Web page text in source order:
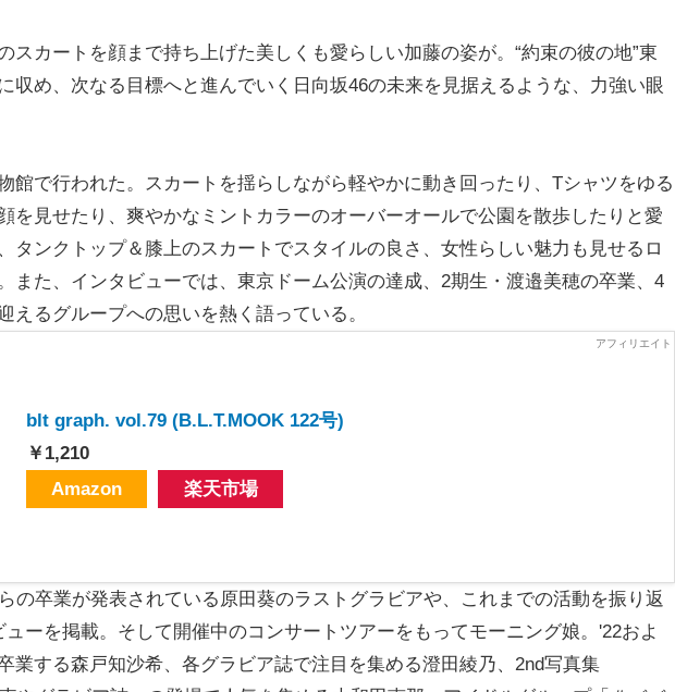
カートを顔まで持ち上げた美しくも愛らしい加藤の姿が。“約束の彼の地”東
収め、次なる目標へと進んでいく日向坂46の未来を見据えるような、力強い眼
で行われた。スカートを揺らしながら軽やかに動き回ったり、Tシャツをゆる
を見せたり、爽やかなミントカラーのオーバーオールで公園を散歩したりと愛
タンクトップ＆膝上のスカートでスタイルの良さ、女性らしい魅力も見せるロ
また、インタビューでは、東京ドーム公演の達成、2期生・渡邉美穂の卒業、4
えるグループへの思いを熱く語っている。
blt graph. vol.79 (B.L.T.MOOK 122号)
￥1,210
Amazon
楽天市場
の卒業が発表されている原田葵のラストグラビアや、これまでの活動を振り返
ーを掲載。そして開催中のコンサートツアーをもってモーニング娘。'22およ
業する森戸知沙希、各グラビア誌で注目を集める澄田綾乃、2nd写真集